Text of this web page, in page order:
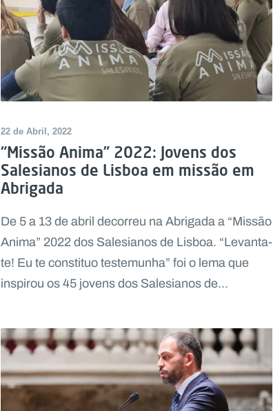
22 de Abril, 2022
“Missão Anima” 2022: Jovens dos
Salesianos de Lisboa em missão em
Abrigada
De 5 a 13 de abril decorreu na Abrigada a “Missão
Anima” 2022 dos Salesianos de Lisboa. “Levanta-
te! Eu te constituo testemunha” foi o lema que
inspirou os 45 jovens dos Salesianos de...